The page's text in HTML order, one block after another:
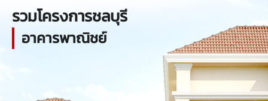
รวมโครงการชลบุรี
อาคารพาณิชย์